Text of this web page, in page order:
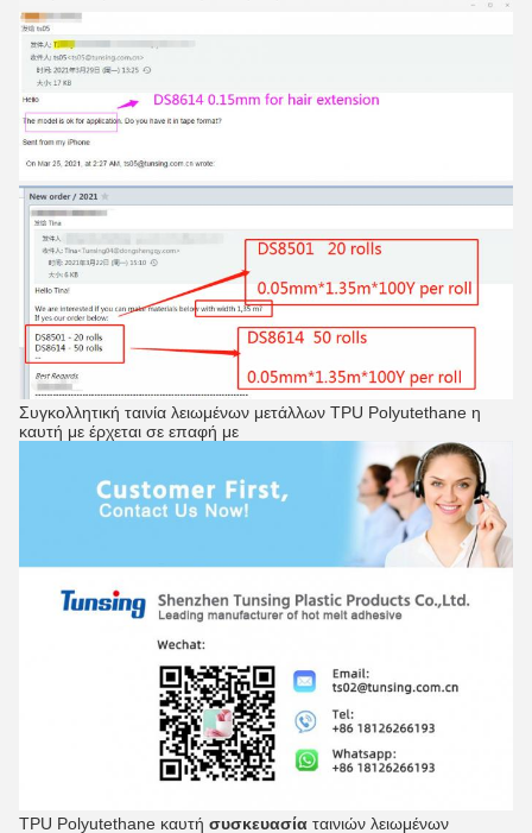
Συγκολλητική ταινία λειωμένων μετάλλων TPU Polyutethane η
καυτή με έρχεται σε επαφή με
TPU Polyutethane καυτή συσκευασία ταινιών λειωμένων